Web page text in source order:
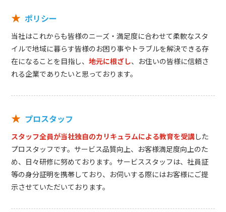
★ ポリシー
当社はこれからも皆様のニーズ・満足度に合わせて柔軟なスタ
イルで地域に暮らす皆様のお困り事やトラブルを解決できる存
在になることを目指し、地元に根ざし、お住いの皆様に信頼さ
れる企業でありたいと思っております。
★ プロスタッフ
スタッフ全員が当社独自のカリキュラムによる教育を受講した
プロスタッフです。サービス品質向上、お客様満足度向上のた
め、日々研修に努めております。サービススタッフは、社員証
等の身分証明を携帯しており、お伺いする際にはお客様にご提
示させていただいております。